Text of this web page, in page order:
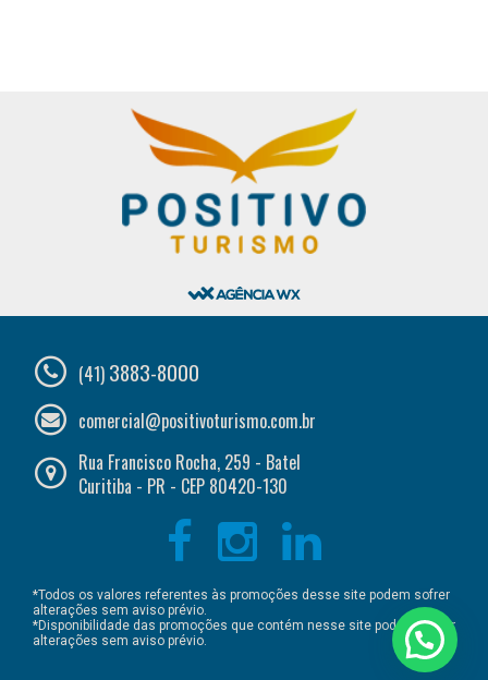
(41) 3883-8000
comercial@positivoturismo.com.br
Rua Francisco Rocha, 259 - Batel
Curitiba - PR - CEP 80420-130
*Todos os valores referentes às promoções desse site podem sofrer
alterações sem aviso prévio.
*Disponibilidade das promoções que contém nesse site podem sofrer
alterações sem aviso prévio.